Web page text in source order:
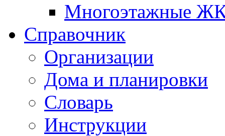
Многоэтажные
Справочник
Организации
Дома и планировки
Словарь
Инструкции